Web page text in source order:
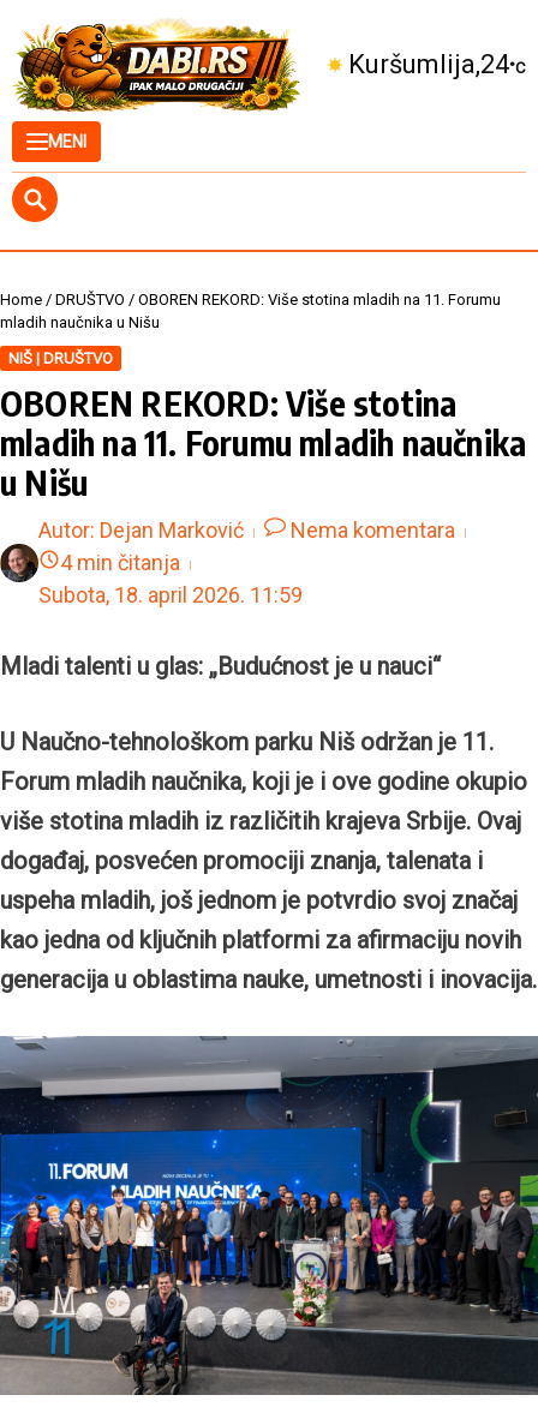
MENI
Kuršumlija 24°C
Home / DRUŠTVO / OBOREN REKORD: Više stotina mladih na 11. Forumu
mladih naučnika u Nišu
NIŠ | DRUŠTVO
OBOREN REKORD: Više stotina
mladih na 11. Forumu mladih naučnika
u Nišu
Autor: Dejan Marković
Nema komentara
4 min čitanja
Subota, 18. april 2026. 11:59
Mladi talenti u glas: „Budućnost je u nauci“
U Naučno-tehnološkom parku Niš održan je 11.
Forum mladih naučnika, koji je i ove godine okupio
više stotina mladih iz različitih krajeva Srbije. Ovaj
događaj, posvećen promociji znanja, talenata i
uspeha mladih, još jednom je potvrdio svoj značaj
kao jedna od ključnih platformi za afirmaciju novih
generacija u oblastima nauke, umetnosti i inovacija.